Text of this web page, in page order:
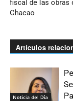
fiscal de las obras
Chacao
Artículos
Noticia del Día